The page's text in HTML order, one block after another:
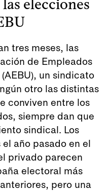
elecciones
tres meses, las
de Empleados
un sindicato
otro las distintas
conviven entre los
siempre dan que
sindical. Los
año pasado en el
privado parecen
electoral más
pero una